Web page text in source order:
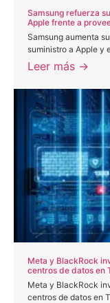
Samsung refuerza
Apple frente a
Samsung aumenta
suministro a Apple y
Leer más →
Meta y BlackRock
centros de datos en
Meta y BlackRock
centros de datos en